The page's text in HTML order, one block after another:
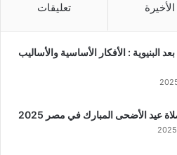
الأخيرة تعليقات
البنيوية : الأفكار الأساسية والأساليب
عيد الأضحى المبارك في مصر 2025